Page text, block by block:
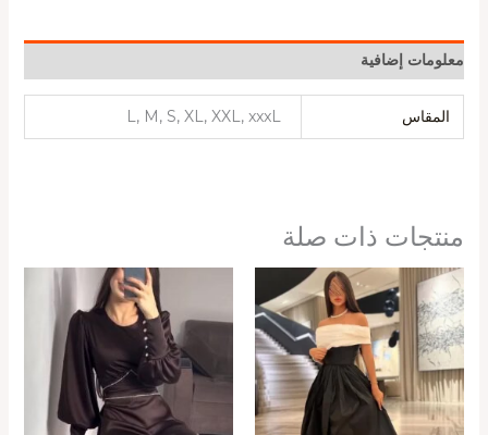
معلومات إضافية
المقاس L, M, S, XL, XXL, xxxL
منتجات ذات صلة